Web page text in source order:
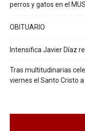
perros y gatos en el
OBITUARIO
Intensifica Javier Díaz
Tras multitudinarias
viernes el Santo Cristo